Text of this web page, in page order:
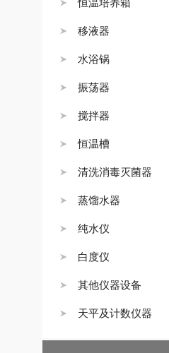
恒温培养箱
移液器
水浴锅
振荡器
搅拌器
恒温槽
清洗消毒灭菌器
蒸馏水器
纯水仪
白度仪
其他仪器设备
天平及计数仪器